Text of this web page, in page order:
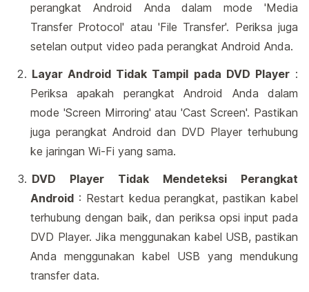
perangkat Android Anda dalam mode 'Media
Transfer Protocol' atau 'File Transfer'. Periksa juga
setelan output video pada perangkat Android Anda.
Layar Android Tidak Tampil pada DVD Player:
Periksa apakah perangkat Android Anda dalam
mode 'Screen Mirroring' atau 'Cast Screen'. Pastikan
juga perangkat Android dan DVD Player terhubung
ke jaringan Wi-Fi yang sama.
DVD Player Tidak Mendeteksi Perangkat
Android : Restart kedua perangkat, pastikan kabel
terhubung dengan baik, dan periksa opsi input pada
DVD Player. Jika menggunakan kabel USB, pastikan
Anda menggunakan kabel USB yang mendukung
transfer data.